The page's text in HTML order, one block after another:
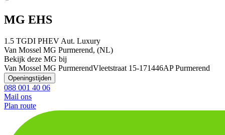
MG EHS
1.5 TGDI PHEV Aut. Luxury
Van Mossel MG Purmerend, (NL)
Bekijk deze MG bij
Van Mossel MG PurmerendVleetstraat 15-171446AP Purmerend
Openingstijden
088 001 40 06
Mail ons
Plan route